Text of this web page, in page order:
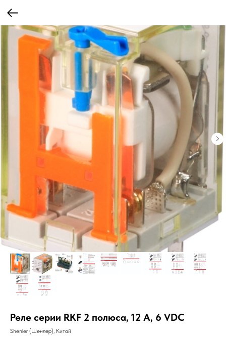
Реле серии RKF 2 полюса, 12 А, 6 VDC
Shenler (Шенлер), Китай